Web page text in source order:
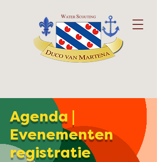
Agenda |
Evenementen
registratie